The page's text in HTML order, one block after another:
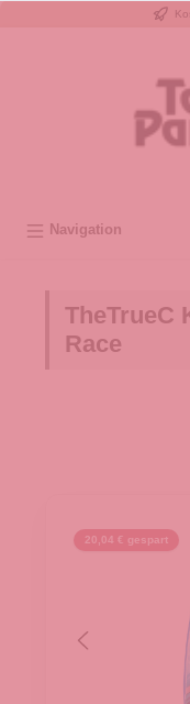
Navigation
TheTrueC
Race
20,04 € gespart